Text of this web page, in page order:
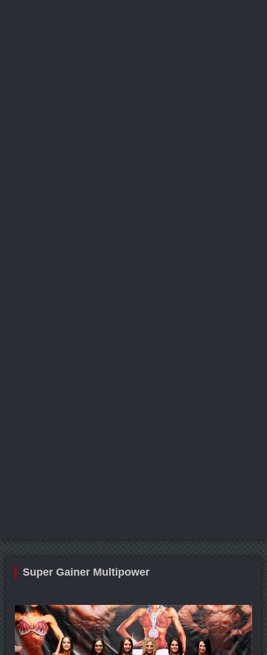
Super Gainer Multipower